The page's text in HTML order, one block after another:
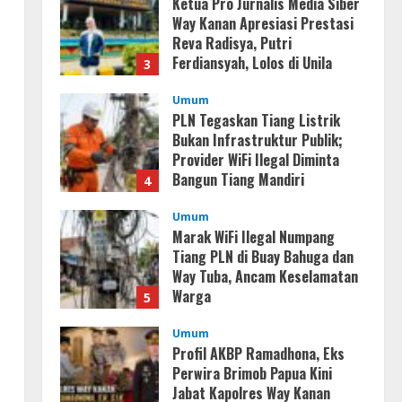
3
Way Kanan Apresiasi Prestasi
Reva Radisya, Putri
Ferdiansyah, Lolos di Unila
August 4, 2026
4
Umum
PLN Tegaskan Tiang Listrik
Bukan Infrastruktur Publik;
Provider WiFi Ilegal Diminta
Bangun Tiang Mandiri
5
Umum
Marak WiFi Ilegal Numpang
Tiang PLN di Buay Bahuga dan
Way Tuba, Ancam Keselamatan
Warga
Umum
Profil AKBP Ramadhona, Eks
Perwira Brimob Papua Kini
Jabat Kapolres Way Kanan